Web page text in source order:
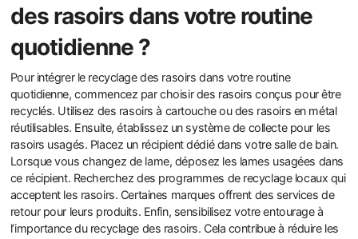
des rasoirs dans votre routine
quotidienne ?
Pour intégrer le recyclage des rasoirs dans votre routine
quotidienne, commencez par choisir des rasoirs conçus pour être
recyclés. Utilisez des rasoirs à cartouche ou des rasoirs en métal
réutilisables. Ensuite, établissez un système de collecte pour les
rasoirs usagés. Placez un récipient dédié dans votre salle de bain.
Lorsque vous changez de lame, déposez les lames usagées dans
ce récipient. Recherchez des programmes de recyclage locaux qui
acceptent les rasoirs. Certaines marques offrent des services de
retour pour leurs produits. Enfin, sensibilisez votre entourage à
l’importance du recyclage des rasoirs. Cela contribue à réduire les